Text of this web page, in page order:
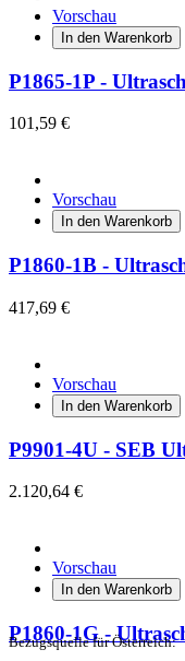
Vorschau
In den Warenkorb
P1865-1P -
101,59 €
Vorschau
In den Warenkorb
P1860-1B -
417,69 €
Vorschau
In den Warenkorb
P9901-4U - SEB
2.120,64 €
Vorschau
In den Warenkorb
P1860-1G -
Bezugsquelle für Österreich: